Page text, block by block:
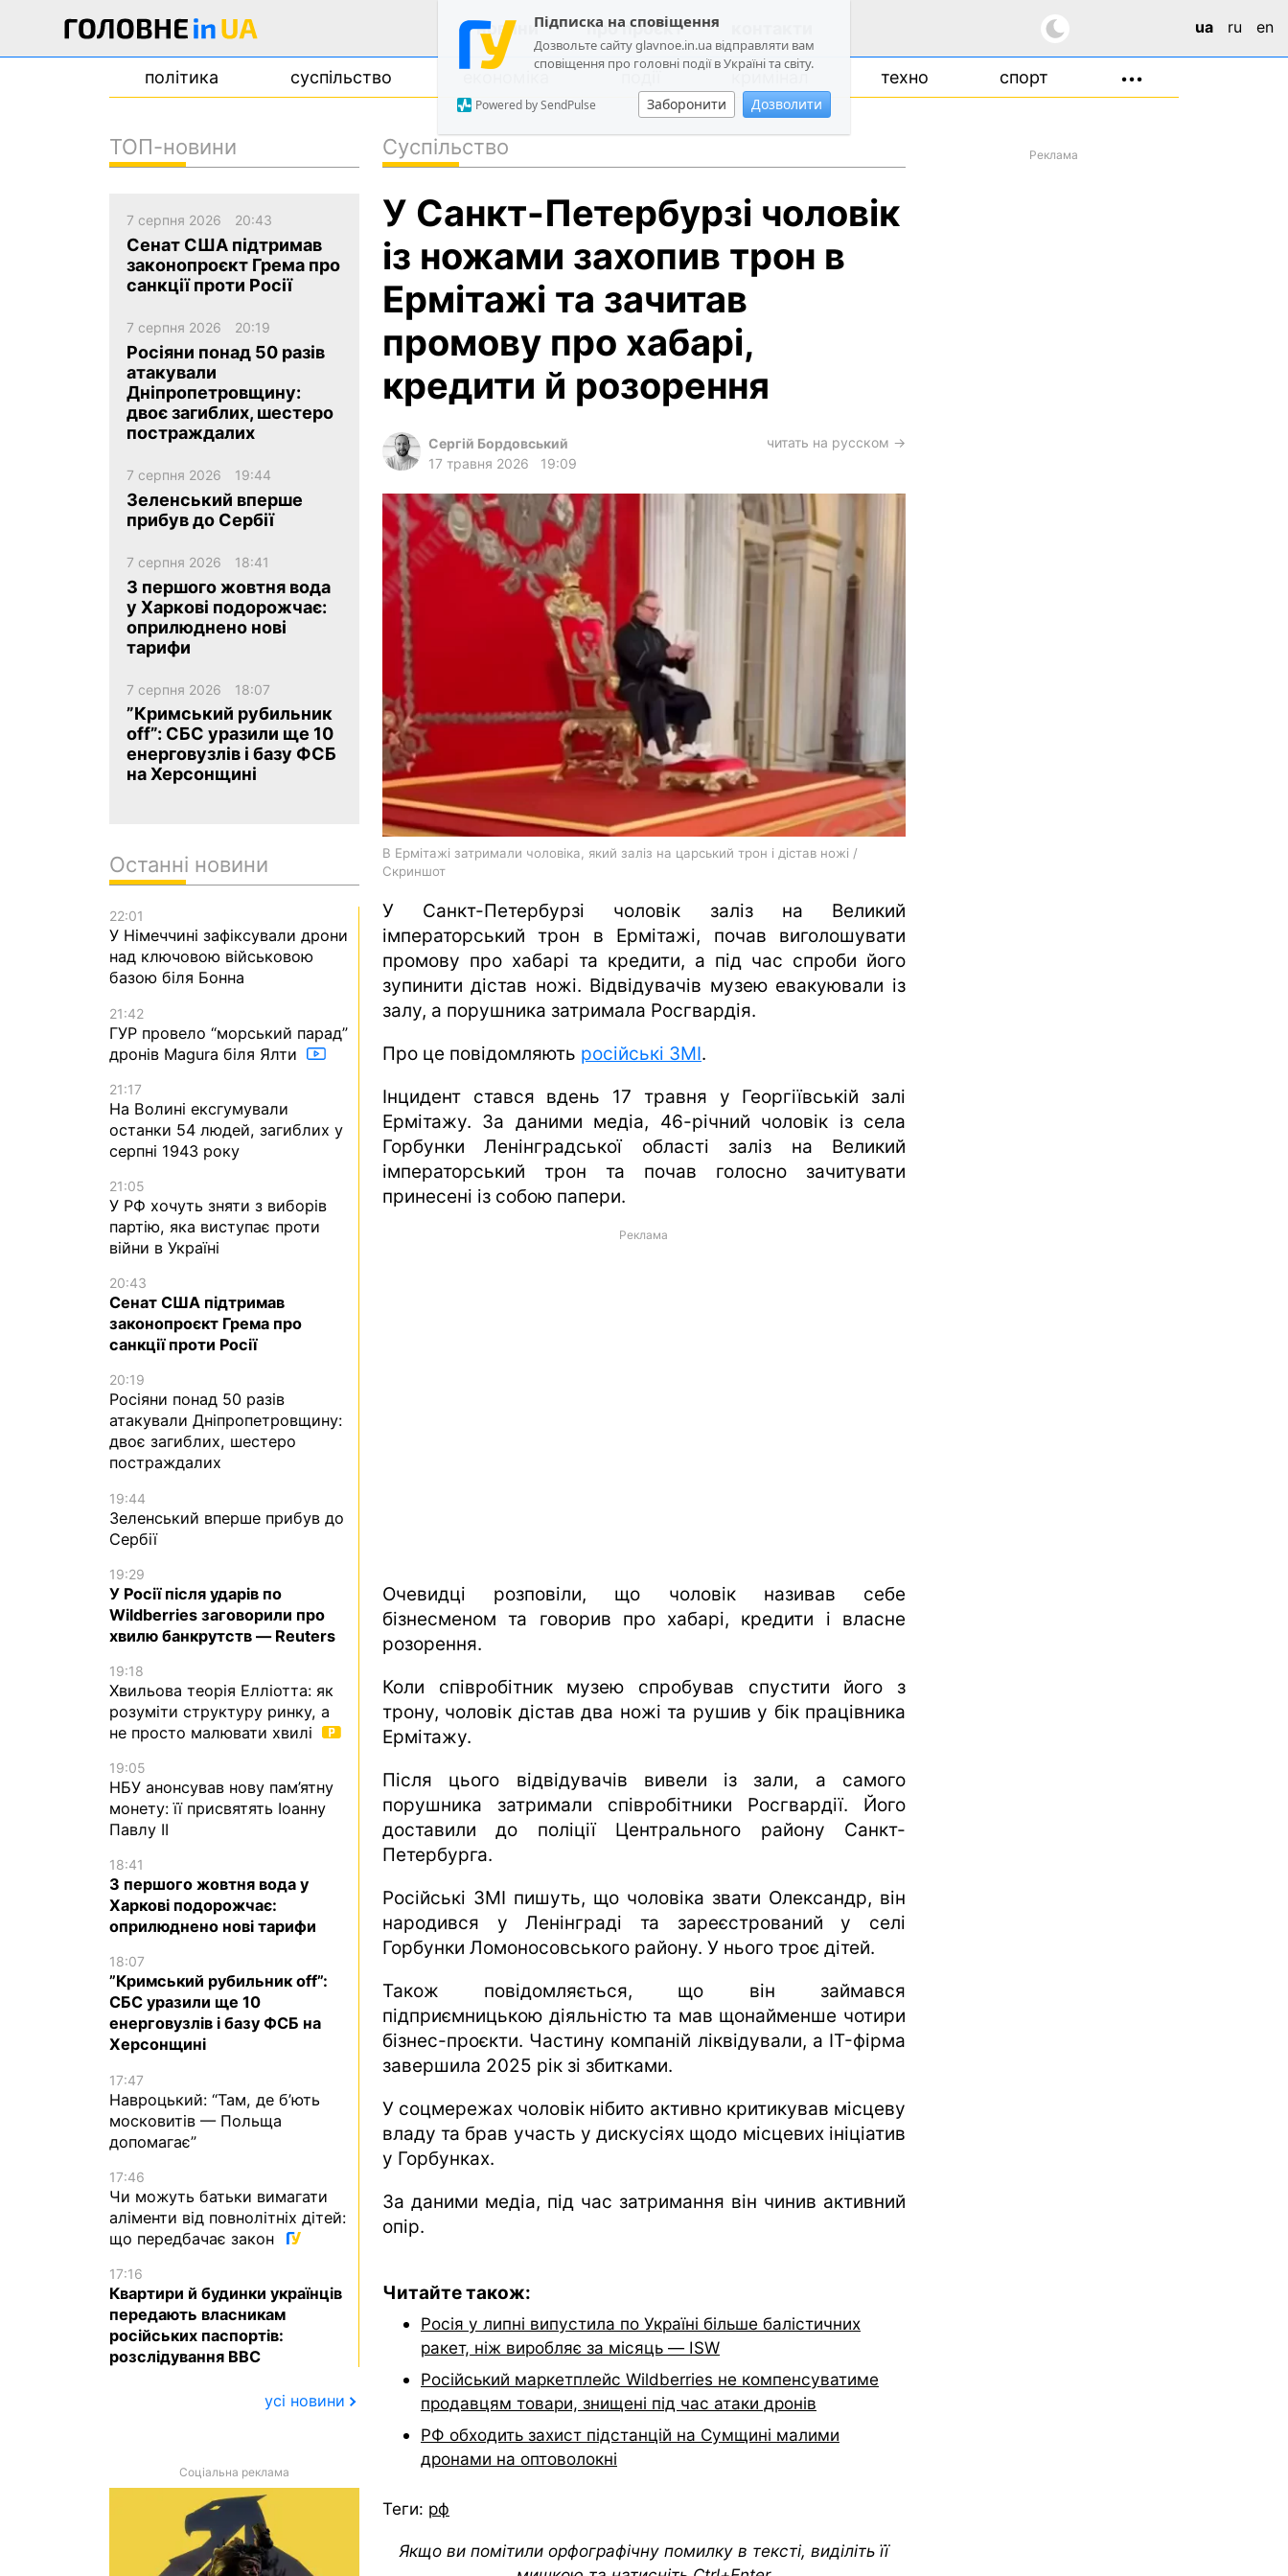
Підписка на сповіщення
Дозвольте сайту glavnoe.in.ua відправляти вам
сповіщення про головні події в Україні та світу.
Заборонити Дозволити
Powered by SendPulse
новини про проєкт ua ru en
політика суспільство кримінал техно спорт •••
політика
суспільство
економіка
події
кримінал
техно
лонгріди
gambling
en
Суспільство
У Санкт-Петербурзі чоловік
із ножами захопив трон в
Ермітажі та зачитав
промову про хабарі,
кредити й розорення
Сергій Бордовський
17 травня 2026
19:09
читать на русском →
В Ермітажі затримали чоловіка, який заліз на царський трон і дістав ножі /
Скриншот
У Санкт-Петербурзі чоловік заліз на Великий
імператорський трон в Ермітажі, почав виголошувати
промову про хабарі та кредити, а під час спроби його
зупинити дістав ножі. Відвідувачів музею евакуювали із
залу, а порушника затримала Росгвардія.
Про це повідомляють російські ЗМІ.
Інцидент стався вдень 17 травня у Георгіївській залі
Ермітажу. За даними медіа, 46-річний чоловік із села
Горбунки Ленінградської області заліз на Великий
імператорський трон та почав голосно зачитувати
принесені із собою папери.
Реклама
Очевидці розповіли, що чоловік називав себе
бізнесменом та говорив про хабарі, кредити і власне
розорення.
Коли співробітник музею спробував спустити його з
трону, чоловік дістав два ножі та рушив у бік працівника
Ермітажу.
Після цього відвідувачів вивели із зали, а самого
порушника затримали співробітники Росгвардії. Його
доставили до поліції Центрального району Санкт-
Петербурга.
Російські ЗМІ пишуть, що чоловіка звати Олександр, він
народився у Ленінграді та зареєстрований у селі
Горбунки Ломоносовського району. У нього троє дітей.
Також повідомляється, що він займався
підприємницькою діяльністю та мав щонайменше чотири
бізнес-проєкти. Частину компаній ліквідували, а IT-фірма
завершила 2025 рік зі збитками.
У соцмережах чоловік нібито активно критикував місцеву
владу та брав участь у дискусіях щодо місцевих ініціатив
у Горбунках.
За даними медіа, під час затримання він чинив активний
опір.
Читайте також:
Росія у липні випустила по Україні більше балістичних
ракет, ніж виробляє за місяць — ISW
Російський маркетплейс Wildberries не компенсуватиме
продавцям товари, знищені під час атаки дронів
РФ обходить захист підстанцій на Сумщині малими
дронами на оптоволокні
Теги: рф
Якщо ви помітили орфографічну помилку в тексті, виділіть її
Реклама
ТОП-новини
7 серпня 2026 20:43
Сенат США підтримав
законопроєкт Грема про
санкції проти Росії
7 серпня 2026 20:19
Росіяни понад 50 разів
атакували
Дніпропетровщину:
двоє загиблих, шестеро
постраждалих
7 серпня 2026 19:44
Зеленський вперше
прибув до Сербії
7 серпня 2026 18:41
З першого жовтня вода
у Харкові подорожчає:
оприлюднено нові
тарифи
7 серпня 2026 18:07
”Кримський рубильник
off”: СБС уразили ще 10
енерговузлів і базу ФСБ
на Херсонщині
Останні новини
22:01
У Німеччині зафіксували дрони
над ключовою військовою
базою біля Бонна
21:42
ГУР провело “морський парад”
дронів Magura біля Ялти
21:17
На Волині ексгумували
останки 54 людей, загиблих у
серпні 1943 року
21:05
У РФ хочуть зняти з виборів
партію, яка виступає проти
війни в Україні
20:43
Сенат США підтримав
законопроєкт Грема про
санкції проти Росії
20:19
Росіяни понад 50 разів
атакували Дніпропетровщину:
двоє загиблих, шестеро
постраждалих
19:44
Зеленський вперше прибув до
Сербії
19:29
У Росії після ударів по
Wildberries заговорили про
хвилю банкрутств — Reuters
19:18
Хвильова теорія Елліотта: як
розуміти структуру ринку, а
не просто малювати хвилі
19:05
НБУ анонсував нову пам’ятну
монету: її присвятять Іоанну
Павлу II
18:41
З першого жовтня вода у
Харкові подорожчає:
оприлюднено нові тарифи
18:07
”Кримський рубильник off”:
СБС уразили ще 10
енерговузлів і базу ФСБ на
Херсонщині
17:47
Навроцький: “Там, де б’ють
московитів — Польща
допомагає”
17:46
Чи можуть батьки вимагати
аліменти від повнолітніх дітей:
що передбачає закон
17:16
Квартири й будинки українців
передають власникам
російських паспортів:
розслідування BBC
усі новини
Соціальна реклама